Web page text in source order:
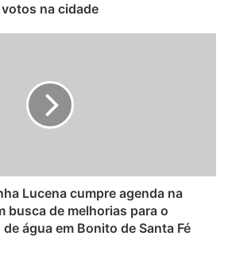
votos na cidade
Lucena cumpre agenda na
busca de melhorias para o
água em Bonito de Santa Fé